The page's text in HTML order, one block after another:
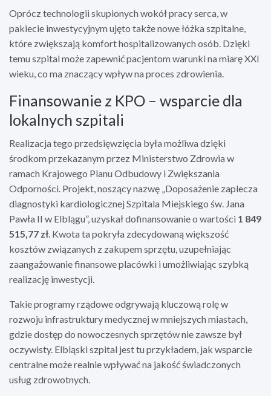
Oprócz technologii skupionych wokół pracy serca, w
pakiecie inwestycyjnym ujęto także nowe łóżka szpitalne,
które zwiększają komfort hospitalizowanych osób. Dzięki
temu szpital może zapewnić pacjentom warunki na miarę XXI
wieku, co ma znaczący wpływ na proces zdrowienia.
Finansowanie z KPO – wsparcie dla
lokalnych szpitali
Realizacja tego przedsięwzięcia była możliwa dzięki
środkom przekazanym przez Ministerstwo Zdrowia w
ramach Krajowego Planu Odbudowy i Zwiększania
Odporności. Projekt, noszący nazwę „Doposażenie zaplecza
diagnostyki kardiologicznej Szpitala Miejskiego św. Jana
Pawła II w Elblągu”, uzyskał dofinansowanie o wartości 1 849
515,77 zł. Kwota ta pokryła zdecydowaną większość
kosztów związanych z zakupem sprzętu, uzupełniając
zaangażowanie finansowe placówki i umożliwiając szybką
realizację inwestycji.
Takie programy rządowe odgrywają kluczową rolę w
rozwoju infrastruktury medycznej w mniejszych miastach,
gdzie dostęp do nowoczesnych sprzętów nie zawsze był
oczywisty. Elbląski szpital jest tu przykładem, jak wsparcie
centralne może realnie wpływać na jakość świadczonych
usług zdrowotnych.